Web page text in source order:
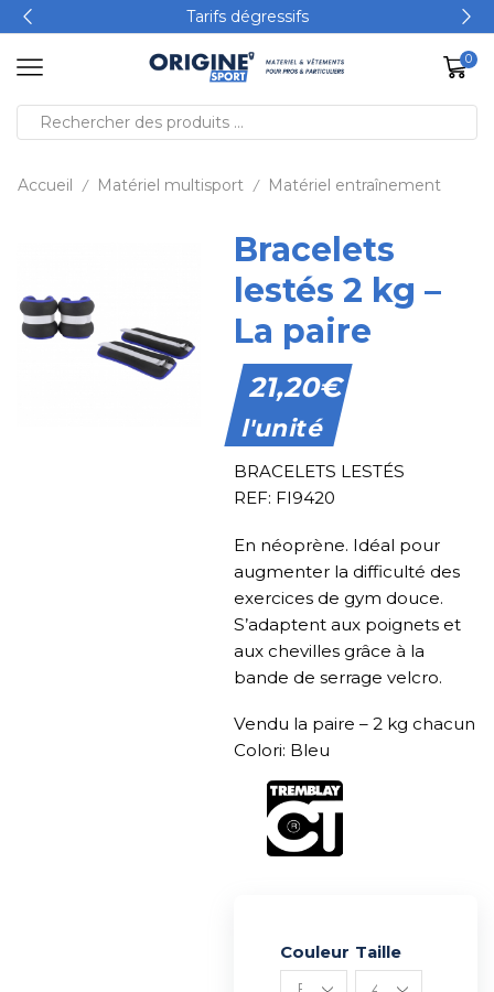
Tarifs dégressifs
0
Accueil / Matériel multisport / Matériel entraînement
Bracelets
lestés 2 kg –
La paire
21,20€
l'unité
BRACELETS LESTÉS
REF: FI9420
En néoprène. Idéal pour
augmenter la difficulté des
exercices de gym douce.
S’adaptent aux poignets et
aux chevilles grâce à la
bande de serrage velcro.
Vendu la paire – 2 kg chacun
Colori: Bleu
Couleur Taille
Alternative: